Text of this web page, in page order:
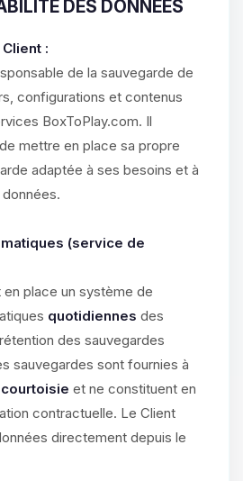
DES DONNÉES
:
de la sauvegarde de
configurations et contenus
BoxToPlay.com. Il
mettre en place sa propre
adaptée à ses besoins et à
(service de
place un système de
quotidiennes des
des sauvegardes
sauvegardes sont fournies à
et ne constituent en
contractuelle. Le Client
directement depuis le